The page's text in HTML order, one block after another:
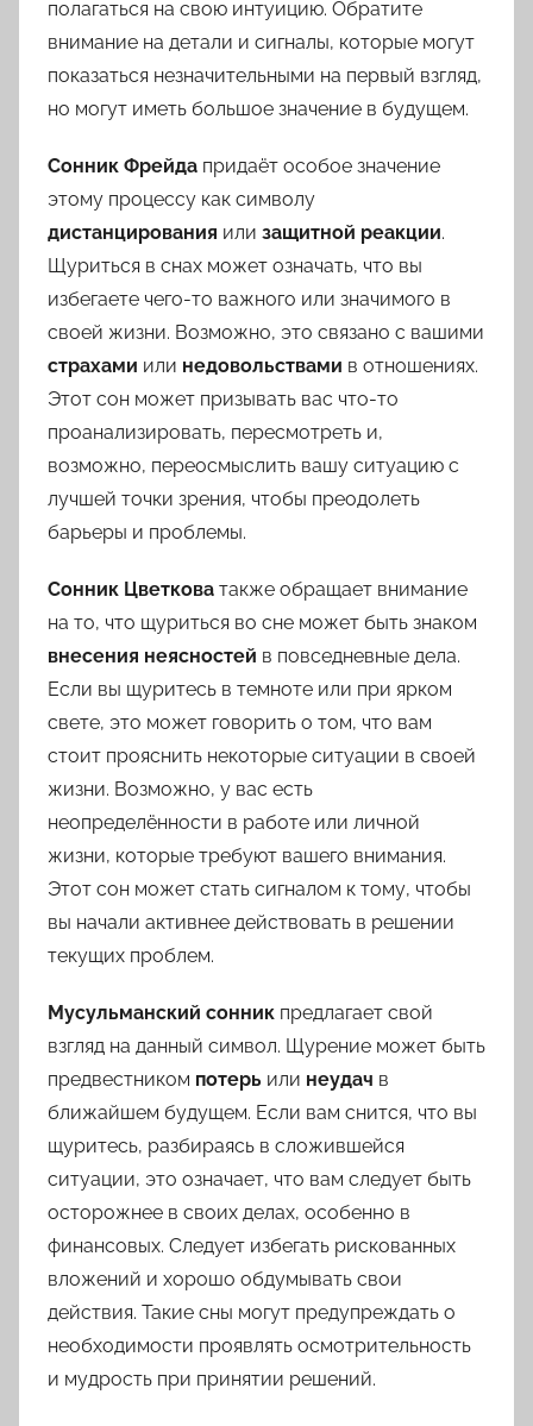
полагаться на свою интуицию. Обратите
внимание на детали и сигналы, которые могут
показаться незначительными на первый взгляд,
но могут иметь большое значение в будущем.
Сонник Фрейда придаёт особое значение
этому процессу как символу
дистанцирования или защитной реакции.
Щуриться в снах может означать, что вы
избегаете чего-то важного или значимого в
своей жизни. Возможно, это связано с вашими
страхами или недовольствами в отношениях.
Этот сон может призывать вас что-то
проанализировать, пересмотреть и,
возможно, переосмыслить вашу ситуацию с
лучшей точки зрения, чтобы преодолеть
барьеры и проблемы.
Сонник Цветкова также обращает внимание
на то, что щуриться во сне может быть знаком
внесения неясностей в повседневные дела.
Если вы щуритесь в темноте или при ярком
свете, это может говорить о том, что вам
стоит прояснить некоторые ситуации в своей
жизни. Возможно, у вас есть
неопределённости в работе или личной
жизни, которые требуют вашего внимания.
Этот сон может стать сигналом к тому, чтобы
вы начали активнее действовать в решении
текущих проблем.
Мусульманский сонник предлагает свой
взгляд на данный символ. Щурение может быть
предвестником потерь или неудач в
ближайшем будущем. Если вам снится, что вы
щуритесь, разбираясь в сложившейся
ситуации, это означает, что вам следует быть
осторожнее в своих делах, особенно в
финансовых. Следует избегать рискованных
вложений и хорошо обдумывать свои
действия. Такие сны могут предупреждать о
необходимости проявлять осмотрительность
и мудрость при принятии решений.